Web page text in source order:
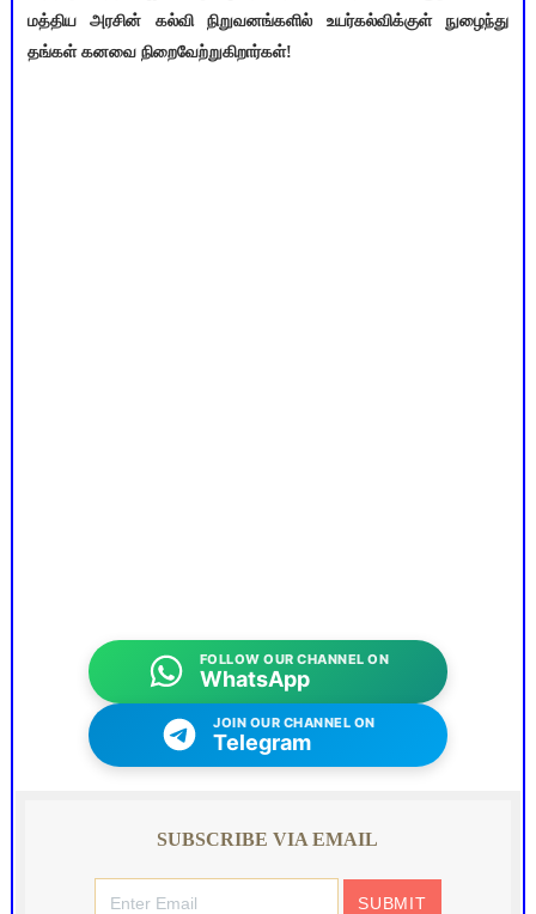
மத்திய அரசின் கல்வி நிறுவனங்களில் உயர்கல்விக்குள் நுழைந்து
தங்கள் கனவை நிறைவேற்றுகிறார்கள்!
FOLLOW OUR CHANNEL ON
WhatsApp
JOIN OUR CHANNEL ON
Telegram
SUBSCRIBE VIA EMAIL